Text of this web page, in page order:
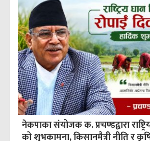
नेकपाका संयोजक क. प्रचण्डद्वारा
को शुभकामना, किसानमैत्री नीति र